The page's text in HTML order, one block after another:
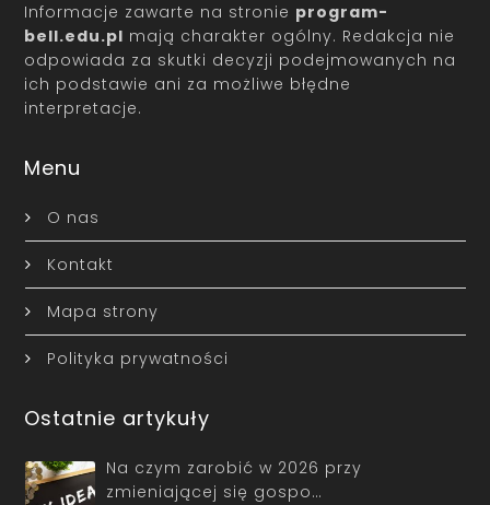
Informacje zawarte na stronie program-
bell.edu.pl mają charakter ogólny. Redakcja nie
odpowiada za skutki decyzji podejmowanych na
ich podstawie ani za możliwe błędne
interpretacje.
Menu
O nas
Kontakt
Mapa strony
Polityka prywatności
Ostatnie artykuły
Na czym zarobić w 2026 przy
zmieniającej się gospo…